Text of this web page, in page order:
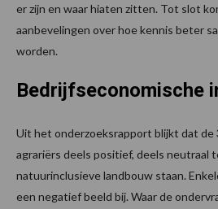
er zijn en waar hiaten zitten. Tot slot
aanbevelingen over hoe kennis beter
worden.
Bedrijfseconomische
Uit het onderzoeksrapport blijkt dat de
agrariërs deels positief, deels neutraal
natuurinclusieve landbouw staan.
een negatief beeld bij. Waar de